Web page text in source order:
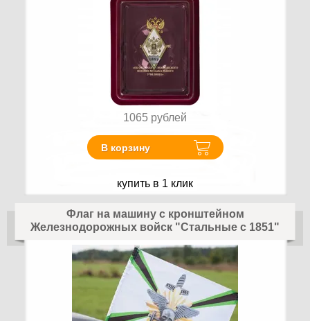
1065 рублей
В корзину
купить в 1 клик
Флаг на машину с кронштейном
Железнодорожных войск "Стальные с 1851"